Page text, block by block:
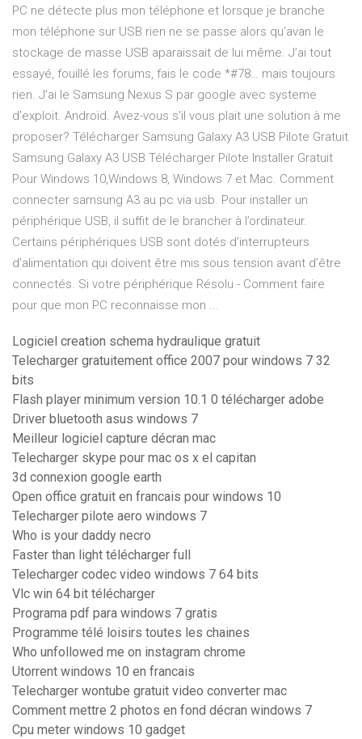
PC ne détecte plus mon téléphone et lorsque je branche
mon téléphone sur USB rien ne se passe alors qu’avan le
stockage de masse USB aparaissait de lui même. J’ai tout
essayé, fouillé les forums, fais le code *#78… mais toujours
rien. J’ai le Samsung Nexus S par google avec systeme
d’exploit. Androïd. Avez-vous s’il vous plait une solution à me
proposer? Télécharger Samsung Galaxy A3 USB Pilote Gratuit
Samsung Galaxy A3 USB Télécharger Pilote Installer Gratuit
Pour Windows 10,Windows 8, Windows 7 et Mac. Comment
connecter samsung A3 au pc via usb. Pour installer un
périphérique USB, il suffit de le brancher à l’ordinateur.
Certains périphériques USB sont dotés d’interrupteurs
d’alimentation qui doivent être mis sous tension avant d’être
connectés. Si votre périphérique Résolu - Comment faire
pour que mon PC reconnaisse mon ...
Logiciel creation schema hydraulique gratuit
Telecharger gratuitement office 2007 pour windows 7 32
bits
Flash player minimum version 10.1 0 télécharger adobe
Driver bluetooth asus windows 7
Meilleur logiciel capture décran mac
Telecharger skype pour mac os x el capitan
3d connexion google earth
Open office gratuit en francais pour windows 10
Telecharger pilote aero windows 7
Who is your daddy necro
Faster than light télécharger full
Telecharger codec video windows 7 64 bits
Vlc win 64 bit télécharger
Programa pdf para windows 7 gratis
Programme télé loisirs toutes les chaines
Who unfollowed me on instagram chrome
Utorrent windows 10 en francais
Telecharger wontube gratuit video converter mac
Comment mettre 2 photos en fond décran windows 7
Cpu meter windows 10 gadget